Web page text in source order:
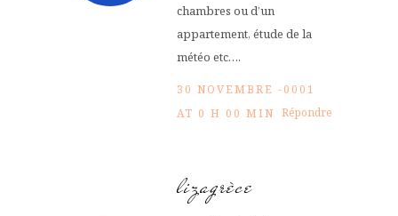
chambres ou d’un
appartement, étude de la
météo etc….
30 NOVEMBRE -0001
AT 0 H 00 MIN Répondre
lizagrèce